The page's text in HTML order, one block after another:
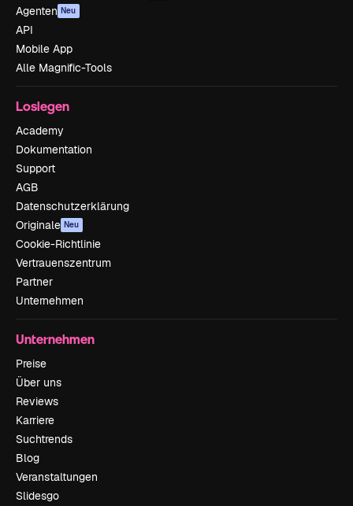
Agenten Neu
API
Mobile App
Alle Magnific-Tools
Loslegen
Academy
Dokumentation
Support
AGB
Datenschutzerklärung
Originale Neu
Cookie-Richtlinie
Vertrauenszentrum
Partner
Unternehmen
Unternehmen
Preise
Über uns
Reviews
Karriere
Suchtrends
Blog
Veranstaltungen
Slidesgo